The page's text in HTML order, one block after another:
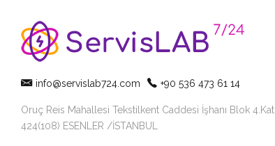
info@servislab724.com +90 536 473 61 14
Oruç Reis Mahallesi Tekstilkent Caddesi İşhanı Blok 4.Kat
424(108) ESENLER /İSTANBUL